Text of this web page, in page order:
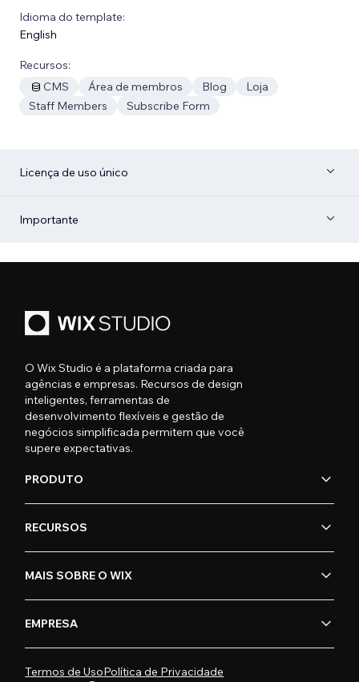
Idioma do template:
English
Recursos:
CMS
Área de membros Blog
Loja
Staff Members
Subscribe Form
Licença de uso único
Importante
O Wix Studio é a plataforma criada para
agências e empresas. Recursos de design
inteligentes, ferramentas de
desenvolvimento flexíveis e gestão de
negócios simplificada permitem que você
supere expectativas.
PRODUTO
RECURSOS
MAIS SOBRE O WIX
EMPRESA
Termos de UsoPolítica de Privacidade